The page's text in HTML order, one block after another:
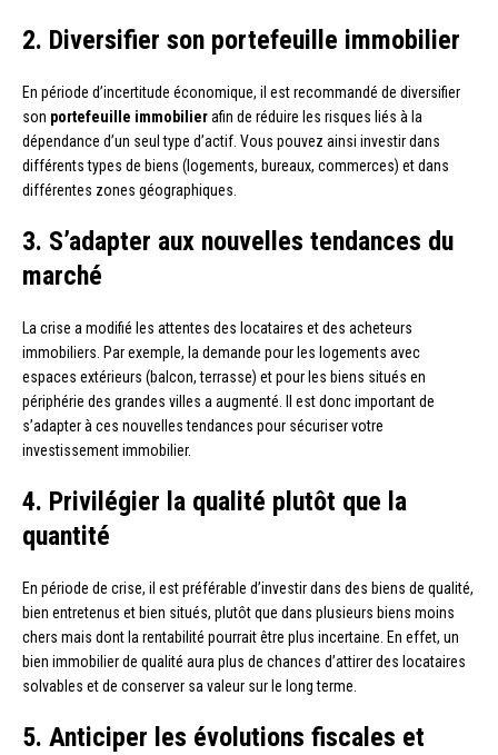
2. Diversifier son portefeuille immobilier
En période d’incertitude économique, il est recommandé de diversifier
son portefeuille immobilierafin de réduire les risques liés à la
dépendance d’un seul type d’actif. Vous pouvez ainsi investir dans
différents types de biens (logements, bureaux, commerces) et dans
différentes zones géographiques.
3. S’adapter aux nouvelles tendances du
marché
La crise a modifié les attentes des locataires et des acheteurs
immobiliers. Par exemple, la demande pour les logements avec
espaces extérieurs (balcon, terrasse) et pour les biens situés en
périphérie des grandes villes a augmenté. Il est donc important de
s’adapter à ces nouvelles tendances pour sécuriser votre
investissement immobilier.
4. Privilégier la qualité plutôt que la
quantité
En période de crise, il est préférable d’investir dans des biens de qualité,
bien entretenus et bien situés, plutôt que dans plusieurs biens moins
chers mais dont la rentabilité pourrait être plus incertaine. En effet, un
bien immobilier de qualité aura plus de chances d’attirer des locataires
solvables et de conserver sa valeur sur le long terme.
5. Anticiper les évolutions fiscales et